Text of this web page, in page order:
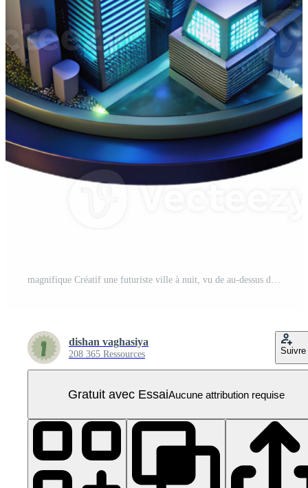
magnifique Créatif une futuriste ville à nuit, vu de au-dessus de, embrasé grattes ciels, aérien la photographie style haute qualité PNG Pro
dishan vaghasiya
208 365 Ressources Suivre
Gratuit avec EssaiAucune attribution requise